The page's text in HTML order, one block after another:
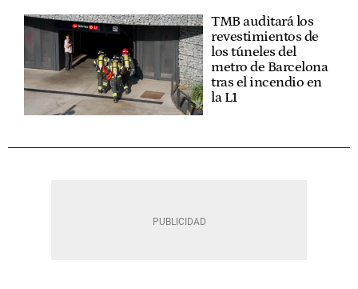
TMB auditará los
revestimientos de
los túneles del
metro de Barcelona
tras el incendio en
la L1